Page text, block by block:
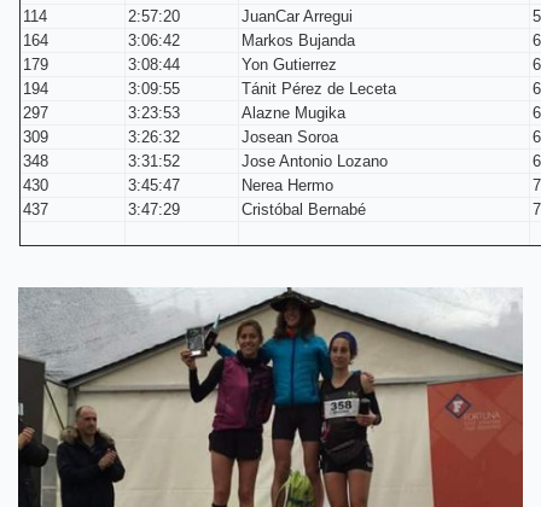
114
2:57:20 JuanCar Arregui
164
3:06:42 Markos Bujanda
179
3:08:44 Yon Gutierrez
194
3:09:55 Tánit Pérez de Leceta
297
3:23:53 Alazne Mugika
309
3:26:32 Josean Soroa
348
3:31:52 Jose Antonio Lozano
430
3:45:47 Nerea Hermo
437
3:47:29 Cristóbal Bernabé